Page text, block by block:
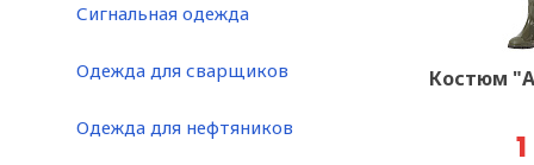
Сигнальная одежда
Одежда для сварщиков
Одежда для нефтяников
Костюм